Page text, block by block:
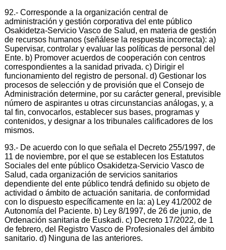
92.- Corresponde a la organización central de
administración y gestión corporativa del ente público
Osakidetza-Servicio Vasco de Salud, en materia de gestión
de recursos humanos (señálese la respuesta incorrecta): a)
Supervisar, controlar y evaluar las políticas de personal del
Ente. b) Promover acuerdos de cooperación con centros
correspondientes a la sanidad privada. c) Dirigir el
funcionamiento del registro de personal. d) Gestionar los
procesos de selección y de provisión que el Consejo de
Administración determine, por su carácter general, previsible
número de aspirantes u otras circunstancias análogas, y, a
tal fin, convocarlos, establecer sus bases, programas y
contenidos, y designar a los tribunales calificadores de los
mismos.
93.- De acuerdo con lo que señala el Decreto 255/1997, de
11 de noviembre, por el que se establecen los Estatutos
Sociales del ente público Osakidetza-Servicio Vasco de
Salud, cada organización de servicios sanitarios
dependiente del ente público tendrá definido su objeto de
actividad o ámbito de actuación sanitaria. de conformidad
con lo dispuesto específicamente en la: a) Ley 41/2002 de
Autonomía del Paciente. b) Ley 8/1997, de 26 de junio, de
Ordenación sanitaria de Euskadi. c) Decreto 17/2022, de 1
de febrero, del Registro Vasco de Profesionales del ámbito
sanitario. d) Ninguna de las anteriores.